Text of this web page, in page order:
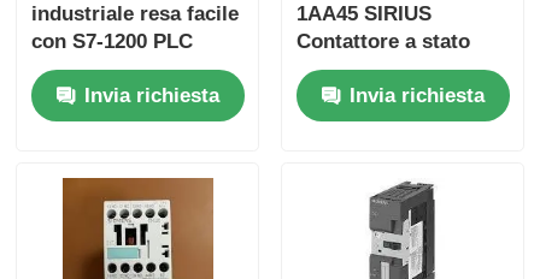
SpA Triplex del ICS
Plc di Woodward
Modulo dello SpA di Schneider
Modulo Ge Fanuc
industriale resa facile
con S7-1200 PLC
6ES7153-1AA03-0XB0
e 50 KB di memoria
Invia richiesta
1AA45 SIRIUS
Contattore a stato
solido
Invia richiesta